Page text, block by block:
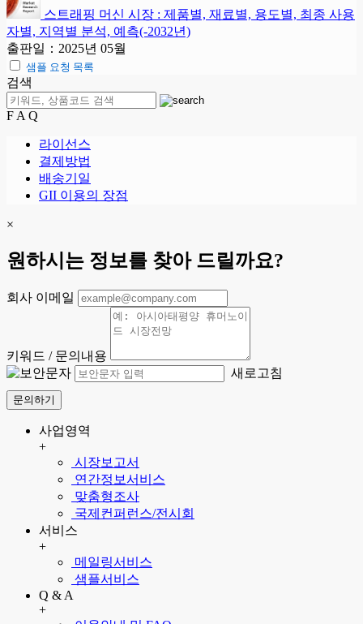
스트래핑 머신 시장 : 제품별, 재료별, 용도별, 최종 사용
자별, 지역별 분석, 예측(-2032년)
출판일：2025년 05월
샘플 요청 목록
검색
F A Q
라이선스
결제방법
배송기일
GII 이용의 장점
×
원하시는 정보를 찾아 드릴까요?
회사 이메일
키워드 / 문의내용
새로고침
문의하기
사업영역
+
시장보고서
연간정보서비스
맞춤형조사
국제컨퍼런스/전시회
서비스
+
메일링서비스
샘플서비스
Q & A
+